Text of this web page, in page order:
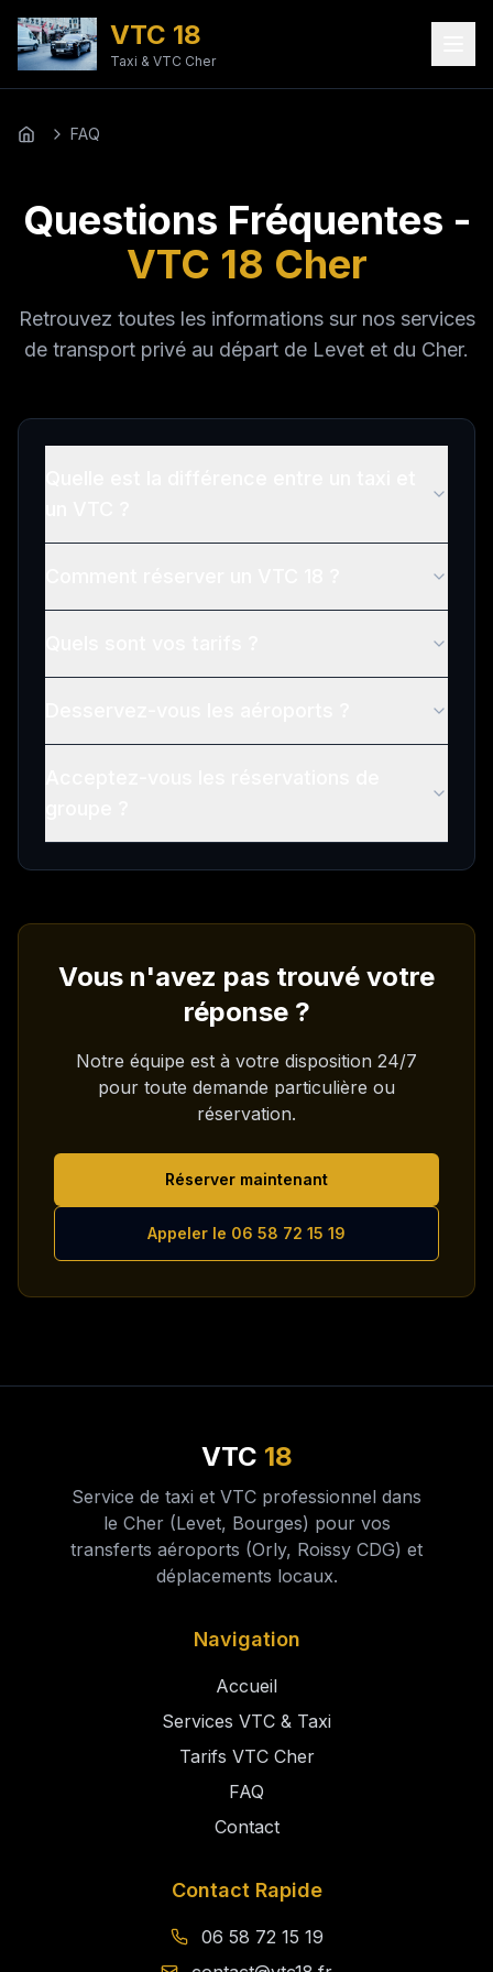
VTC 18
Taxi & VTC Cher
Accueil FAQ
Questions Fréquentes -
VTC 18 Cher
Retrouvez toutes les informations sur nos services
de transport privé au départ de Levet et du Cher.
Vous n'avez pas trouvé votre
réponse ?
Notre équipe est à votre disposition 24/7
pour toute demande particulière ou
réservation.
Réserver maintenant
Appeler le 06 58 72 15 19
VTC 18
Service de taxi et VTC professionnel dans
le Cher (Levet, Bourges) pour vos
transferts aéroports (Orly, Roissy CDG) et
déplacements locaux.
Navigation
Accueil
Services VTC & Taxi
Tarifs VTC Cher
FAQ
Contact
Contact Rapide
06 58 72 15 19